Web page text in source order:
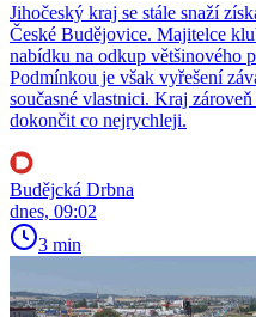
Jihočeský kraj se stále snaží
České Budějovice. Majitelce
nabídku na odkup většinového
Podmínkou je však vyřešení
současné vlastnici. Kraj
dokončit co nejrychleji.
Budějcká Drbna
dnes, 09:02
3 min